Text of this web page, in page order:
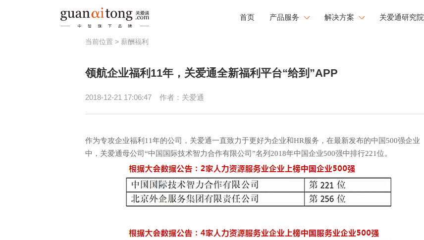
首页 产品服务
员工激励
健康管理
员工活力
解决方案
企业用餐解决方案
关爱通研究院
当前位置 > 薪酬福利
领航企业福利11年，关爱通全新福利平台“给到”APP
2018-12-21 17:06:47 作者：关爱通
作为专攻企业福利11年的公司，关爱通一直致力于更好为企业和HR服务，在最新发布的中国500强企业
中，关爱通母公司“中国国际技术智力合作有限公司”名列2018年中国企业500强中排行221位。